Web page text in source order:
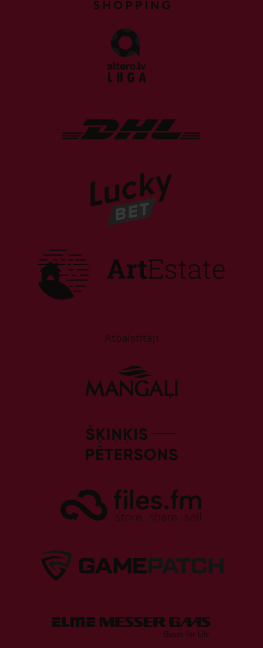
Atbalstītāji